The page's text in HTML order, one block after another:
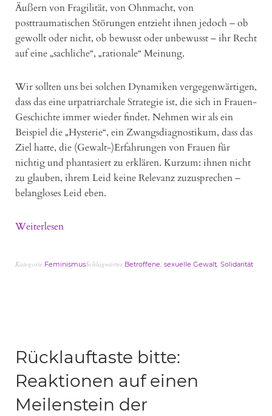
Äußern von Fragilität, von Ohnmacht, von
posttraumatischen Störungen entzieht ihnen jedoch – ob
gewollt oder nicht, ob bewusst oder unbewusst – ihr Recht
auf eine „sachliche“, „rationale“ Meinung.
Wir sollten uns bei solchen Dynamiken vergegenwärtigen,
dass das eine urpatriarchale Strategie ist, die sich in Frauen-
Geschichte immer wieder findet. Nehmen wir als ein
Beispiel die „Hysterie“, ein Zwangsdiagnostikum, dass das
Ziel hatte, die (Gewalt-)Erfahrungen von Frauen für
nichtig und phantasiert zu erklären. Kurzum: ihnen nicht
zu glauben, ihrem Leid keine Relevanz zuzusprechen –
belangloses Leid eben.
Weiterlesen
Kategorie FeminismusSchlagwörter Betroffene, sexuelle Gewalt, Solidarität
Rücklauftaste bitte:
Reaktionen auf einen
Meilenstein der